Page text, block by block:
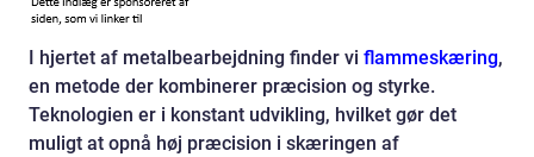
I hjertet af metalbearbejdning finder vi flammeskæring,
en metode der kombinerer præcision og styrke.
Teknologien er i konstant udvikling, hvilket gør det
muligt at opnå høj præcision i skæringen af